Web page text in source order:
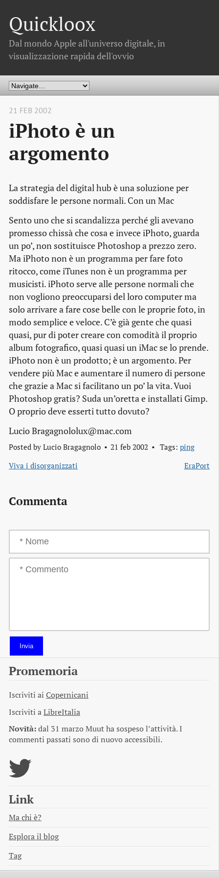
Quickloox
Dal mondo Apple all'universo digitale, in
visualizzazione rapida dell'ovvio
21 FEB 2002
iPhoto è un
argomento
La strategia del digital hub è una soluzione per
soddisfare le persone normali. Con un Mac
Sento uno che si scandalizza perché gli avevano
promesso chissà che cosa e invece iPhoto, guarda
un po’, non sostituisce Photoshop a prezzo zero.
Ma iPhoto non è un programma per fare foto
ritocco, come iTunes non è un programma per
musicisti. iPhoto serve alle persone normali che
non vogliono preoccuparsi del loro computer ma
solo arrivare a fare cose belle con le proprie foto, in
modo semplice e veloce. C’è già gente che quasi
quasi, pur di poter creare con comodità il proprio
album fotografico, quasi quasi un iMac se lo prende.
iPhoto non è un prodotto; è un argomento. Per
vendere più Mac e aumentare il numero di persone
che grazie a Mac si facilitano un po’ la vita. Vuoi
Photoshop gratis? Suda un’oretta e installati Gimp.
O proprio deve esserti tutto dovuto?
Lucio Bragagnololux@mac.com
Posted by Lucio Bragagnolo 21 feb 2002 Tags: ping
Viva i disorganizzati
EraPort
Commenta
Invia
Promemoria
Iscriviti ai Copernicani
Iscriviti aLibreItalia
Novità:dal 31 marzo Muut ha sospeso l’attività. I
commenti passati sono di nuovo accessibili.
Link
Ma chi è?
Esplora il blog
Tag